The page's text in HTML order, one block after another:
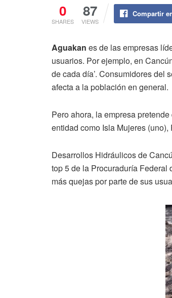
0
SHARES
87
VIEWS
Compartir
Aguakan es de las empresas
usuarios. Por ejemplo, en
de cada día’. Consumidores del
afecta a la población en general.
Pero ahora, la empresa
entidad como Isla Mujeres
Desarrollos Hidráulicos de
top 5 de la Procuraduría
más quejas por parte de sus